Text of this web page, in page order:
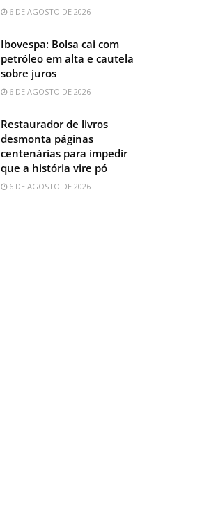
6 DE AGOSTO DE 2026
Ibovespa: Bolsa cai com
petróleo em alta e cautela
sobre juros
6 DE AGOSTO DE 2026
Restaurador de livros
desmonta páginas
centenárias para impedir
que a história vire pó
6 DE AGOSTO DE 2026